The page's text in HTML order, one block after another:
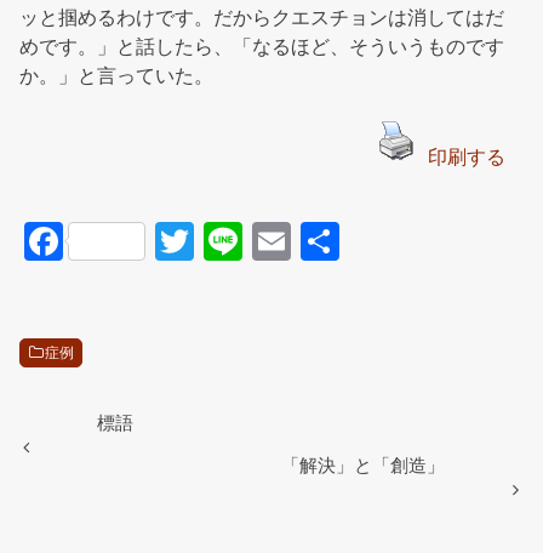
ッと掴めるわけです。だからクエスチョンは消してはだ
めです。」と話したら、「なるほど、そういうものです
か。」と言っていた。
印刷する
F
e
T
Li
E
症例
標語
「解決」と「創造」